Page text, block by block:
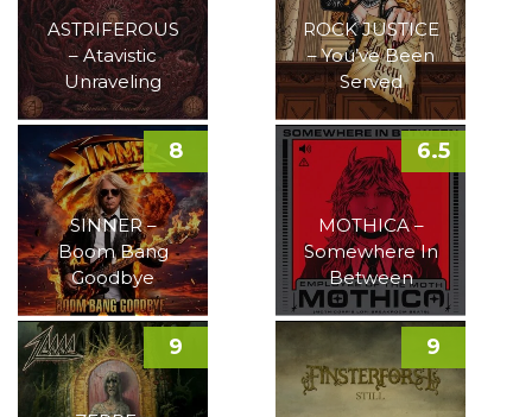
ASTRIFEROUS
– Atavistic
Unraveling
ROCK JUSTICE
– You’ve Been
Served
SINNER –
Boom Bang
Goodbye
8
MOTHICA –
Somewhere In
Between
6.5
9 9